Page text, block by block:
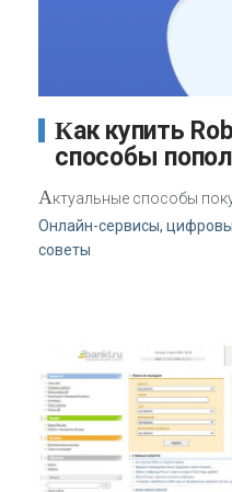
Как купить Robux: рабочие
способы
Актуальные способы
Онлайн-сервисы,
советы